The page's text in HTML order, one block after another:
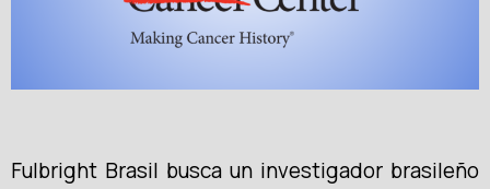
Fulbright Brasil busca un investigador brasileño